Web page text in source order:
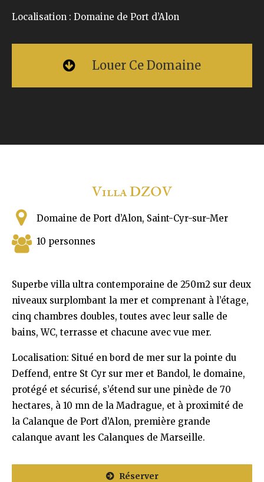
Localisation : Domaine de Port d’Alon
Louer Ce Domaine
Villa DZOV
Domaine de Port d’Alon, Saint-Cyr-sur-Mer
10 personnes
Superbe villa ultra contemporaine de 250m2 sur deux
niveaux surplombant la mer et comprenant à l’étage,
cinq chambres doubles, toutes avec leur salle de
bains, WC, terrasse et chacune avec vue mer.
Localisation: Situé en bord de mer sur la pointe du
Deffend, entre St Cyr sur mer et Bandol, le domaine,
protégé et sécurisé, s’étend sur une pinède de 70
hectares, à 10 mn de la Madrague, et à proximité de
la Calanque de Port d’Alon, première grande
calanque avant les Calanques de Marseille.
Réserver